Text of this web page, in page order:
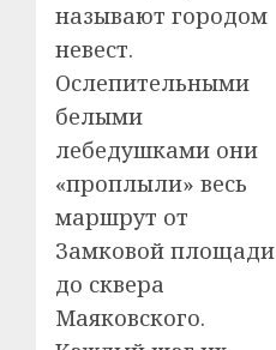
называют городом
невест.
Ослепительными
белыми
лебедушками они
«проплыли» весь
маршрут от
Замковой площади
до сквера
Маяковского.